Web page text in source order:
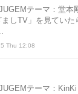
テーマ：堂本
しTV」を見ていた
Thu 12:08
テーマ：